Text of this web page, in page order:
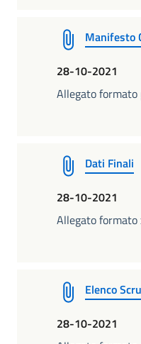
Manifesto
28-10-2021
Allegato formato
Dati Finali
28-10-2021
Allegato formato
Elenco
28-10-2021